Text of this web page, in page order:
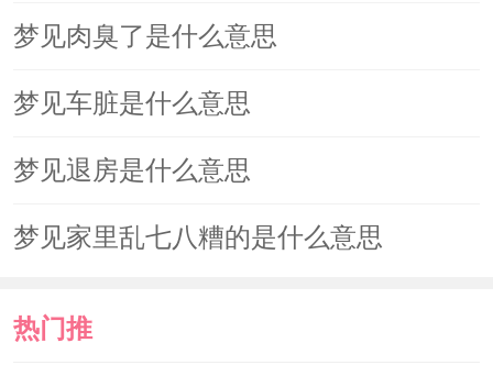
梦见肉臭了是什么意思
梦见车脏是什么意思
梦见退房是什么意思
梦见家里乱七八糟的是什么意思
热门推